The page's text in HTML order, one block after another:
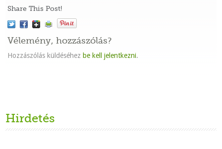
Share This Post!
Vélemény, hozzászólás?
Hozzászólás küldéséhez be kell jelentkezni.
Hirdetés